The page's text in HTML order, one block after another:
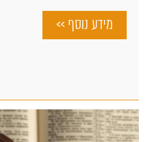
מידע נוסף >>